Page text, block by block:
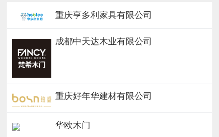
重庆亨多利家具有限公司
成都中天达木业有限公司
重庆好年华建材有限公司
华欧木门